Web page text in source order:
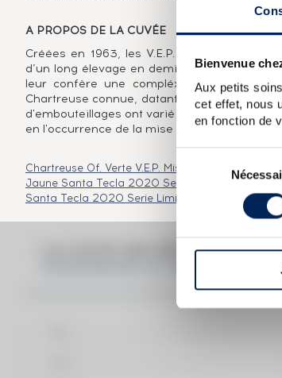
Bienvenue
Aux petits
cet effet, nous
en fonction de
du
consentement
A PROPOS DE LA CUVÉE
Créées en 1963, les V.E.P. sont élaborées
d’un long élevage en demi-muids - plus
leur confère une compléxité
Chartreuse connue, datant de 1840. La
d'embouteillages ont varié au fil des années
en l'occurrence de la mise 2024.
Chartreuse Of. Verte V.E.P. Mise 2020 (1L.)
Jaune Santa Tecla 2020 Serie Limitada
Santa Tecla 2020 Serie Limitada
LA COTE EN DÉTAIL DU
CHARTREUSE OF. VERTE V.E.P.